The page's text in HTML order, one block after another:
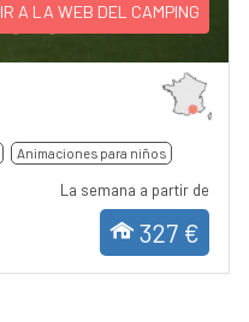
IR A LA WEB DEL CAMPING
Animaciones para niños
La semana a partir de
327 €